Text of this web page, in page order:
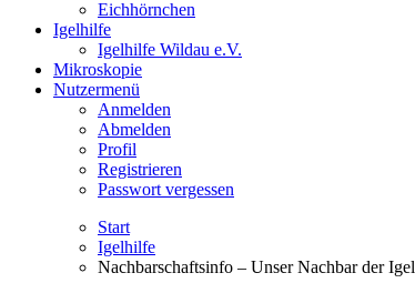
Eichhörnchen
Igelhilfe
Igelhilfe Wildau e.V.
Mikroskopie
Nutzermenü
Anmelden
Abmelden
Profil
Registrieren
Passwort vergessen
Start
Igelhilfe
Nachbarschaftsinfo – Unser Nachbar der Igel